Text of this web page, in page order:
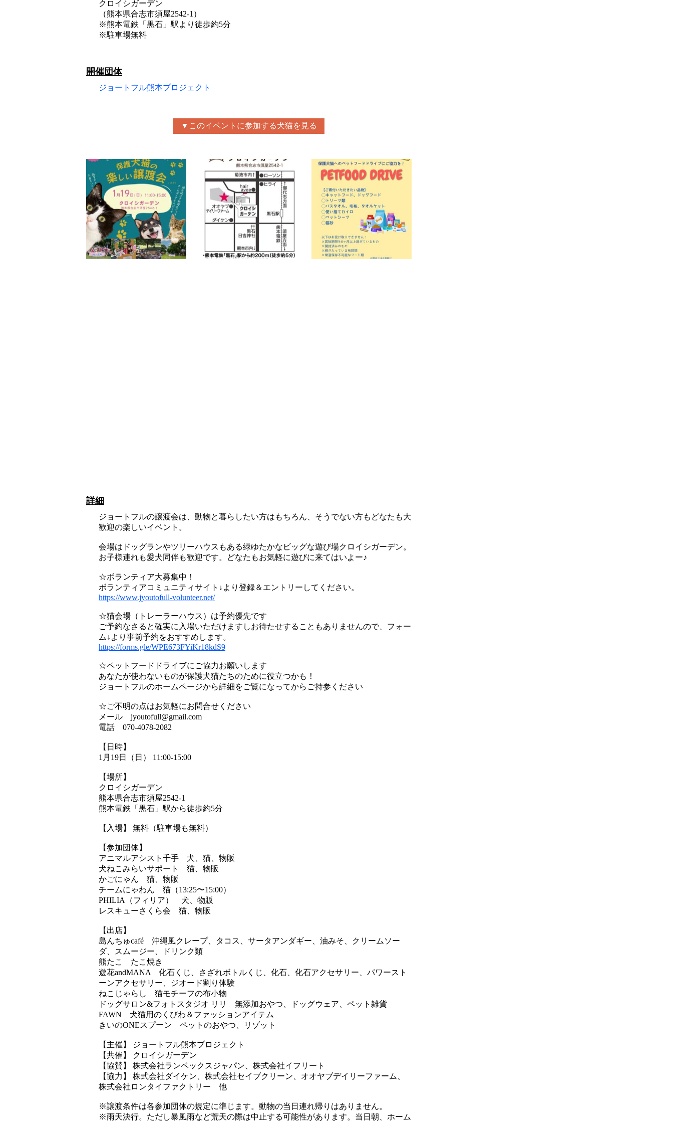
クロイシガーデン
（熊本県合志市須屋2542-1）
※熊本電鉄「黒石」駅より徒歩約5分
※駐車場無料
開催団体
ジョートフル熊本プロジェクト
▼このイベントに参加する犬猫を見る
詳細
ジョートフルの譲渡会は、動物と暮らしたい方はもちろん、そうでない方もどなたも大
歓迎の楽しいイベント。
会場はドッグランやツリーハウスもある緑ゆたかなビッグな遊び場クロイシガーデン。
お子様連れも愛犬同伴も歓迎です。どなたもお気軽に遊びに来てはいよー♪
☆ボランティア大募集中！
ボランティアコミュニティサイト↓より登録＆エントリーしてください。
https://www.jyoutofull-volunteer.net/
☆猫会場（トレーラーハウス）は予約優先です
ご予約なさると確実に入場いただけますしお待たせすることもありませんので、フォー
ム↓より事前予約をおすすめします。
https://forms.gle/WPE673FYiKr18kdS9
☆ペットフードドライブにご協力お願いします
あなたが使わないものが保護犬猫たちのために役立つかも！
ジョートフルのホームページから詳細をご覧になってからご持参ください
☆ご不明の点はお気軽にお問合せください
メール jyoutofull@gmail.com
電話 070-4078-2082
【日時】
1月19日（日） 11:00-15:00
【場所】
クロイシガーデン
熊本県合志市須屋2542-1
熊本電鉄「黒石」駅から徒歩約5分
【入場】 無料（駐車場も無料）
【参加団体】
アニマルアシスト千手 犬、猫、物販
犬ねこみらいサポート 猫、物販
かごにゃん 猫、物販
チームにゃわん 猫（13:25〜15:00）
PHILIA（フィリア） 犬、物販
レスキューさくら会 猫、物販
【出店】
島んちゅcafé 沖縄風クレープ、タコス、サータアンダギー、油みそ、クリームソー
ダ、スムージー、ドリンク類
熊たこ たこ焼き
遊花andMANA 化石くじ、さざれボトルくじ、化石、化石アクセサリー、パワースト
ーンアクセサリー、ジオード割り体験
ねこじゃらし 猫モチーフの布小物
ドッグサロン&フォトスタジオ リリ 無添加おやつ、ドッグウェア、ペット雑貨
FAWN 犬猫用のくびわ＆ファッションアイテム
きいのONEスプーン ペットのおやつ、リゾット
【主催】 ジョートフル熊本プロジェクト
【共催】 クロイシガーデン
【協賛】 株式会社ランベックスジャパン、株式会社イフリート
【協力】 株式会社ダイケン、株式会社セイブクリーン、オオヤブデイリーファーム、
株式会社ロンタイファクトリー 他
※譲渡条件は各参加団体の規定に準じます。動物の当日連れ帰りはありません。
※雨天決行。ただし暴風雨など荒天の際は中止する可能性があります。当日朝、ホーム